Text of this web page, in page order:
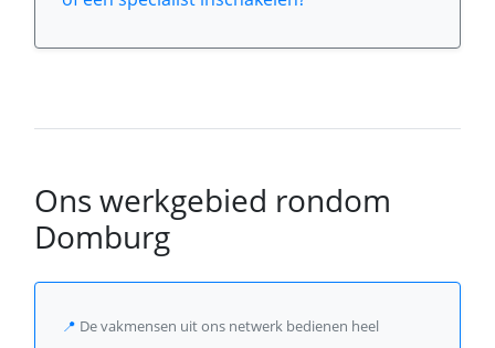
Ons werkgebied rondom
Domburg
📍 De vakmensen uit ons netwerk bedienen heel